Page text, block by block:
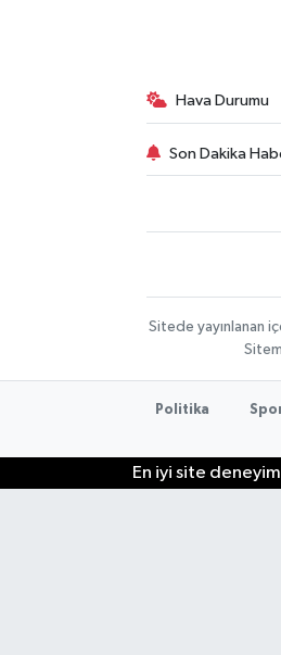
Hava Durumu
Son Dakika
Sitede yayınlanan
Politika
En iyi site